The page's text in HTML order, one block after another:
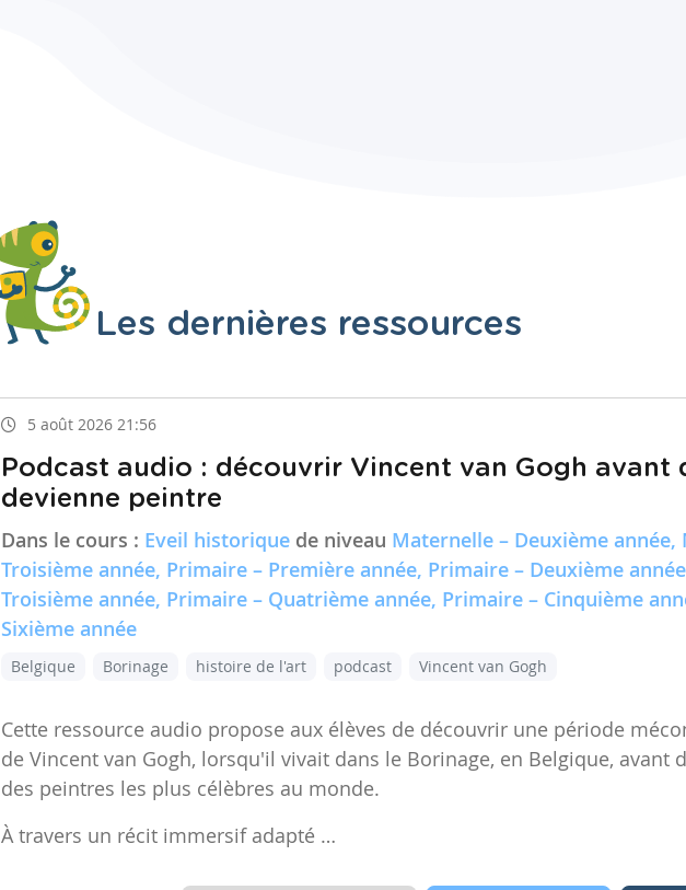
Les dernières ressources
5 août 2026 21:56
Podcast audio : découvrir Vincent van Gogh avant
devienne peintre
Dans le cours : Eveil historique de niveau Maternelle – Deuxième année,
Troisième année, Primaire – Première année, Primaire – Deuxième
Troisième année, Primaire – Quatrième année, Primaire – Cinquième
Sixième année
Belgique Borinage histoire de l'art podcast Vincent van Gogh
Cette ressource audio propose aux élèves de découvrir une période
de Vincent van Gogh, lorsqu'il vivait dans le Borinage, en Belgique, avant
des peintres les plus célèbres au monde.
À travers un récit immersif adapté …